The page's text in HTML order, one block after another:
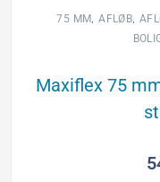
uden
studs,
antal
75 MM,AFLØB,
Maxiflex 75